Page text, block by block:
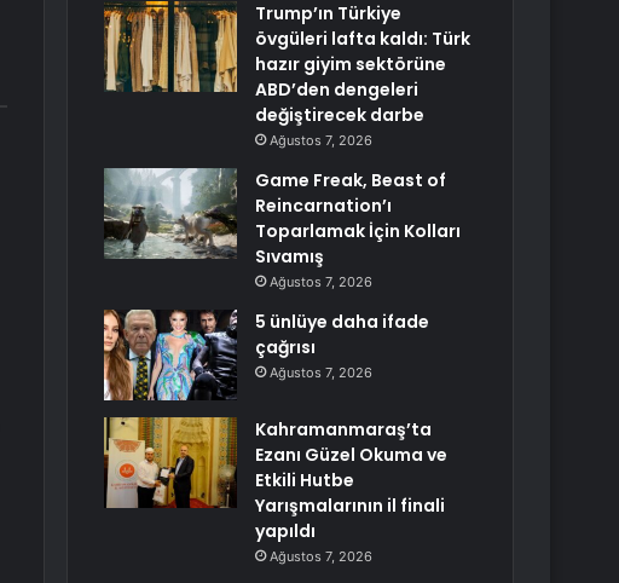
Trump’ın Türkiye
övgüleri lafta kaldı: Türk
hazır giyim sektörüne
ABD’den dengeleri
değiştirecek darbe
Ağustos 7, 2026
Game Freak, Beast of
Reincarnation’ı
Toparlamak İçin Kolları
Sıvamış
Ağustos 7, 2026
5 ünlüye daha ifade
çağrısı
Ağustos 7, 2026
Kahramanmaraş’ta
Ezanı Güzel Okuma ve
Etkili Hutbe
Yarışmalarının il finali
yapıldı
Ağustos 7, 2026